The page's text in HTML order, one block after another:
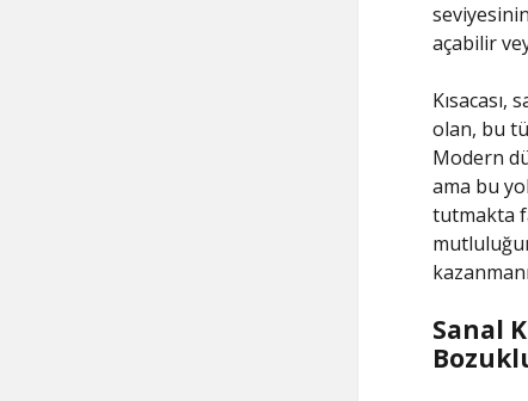
açabilir
olan, bu
Modern
ama bu
tutmakta
Sanal